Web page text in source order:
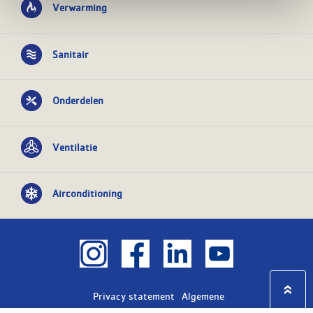
Verwarming
Sanitair
Onderdelen
Ventilatie
Airconditioning
Privacy statement
Algemene